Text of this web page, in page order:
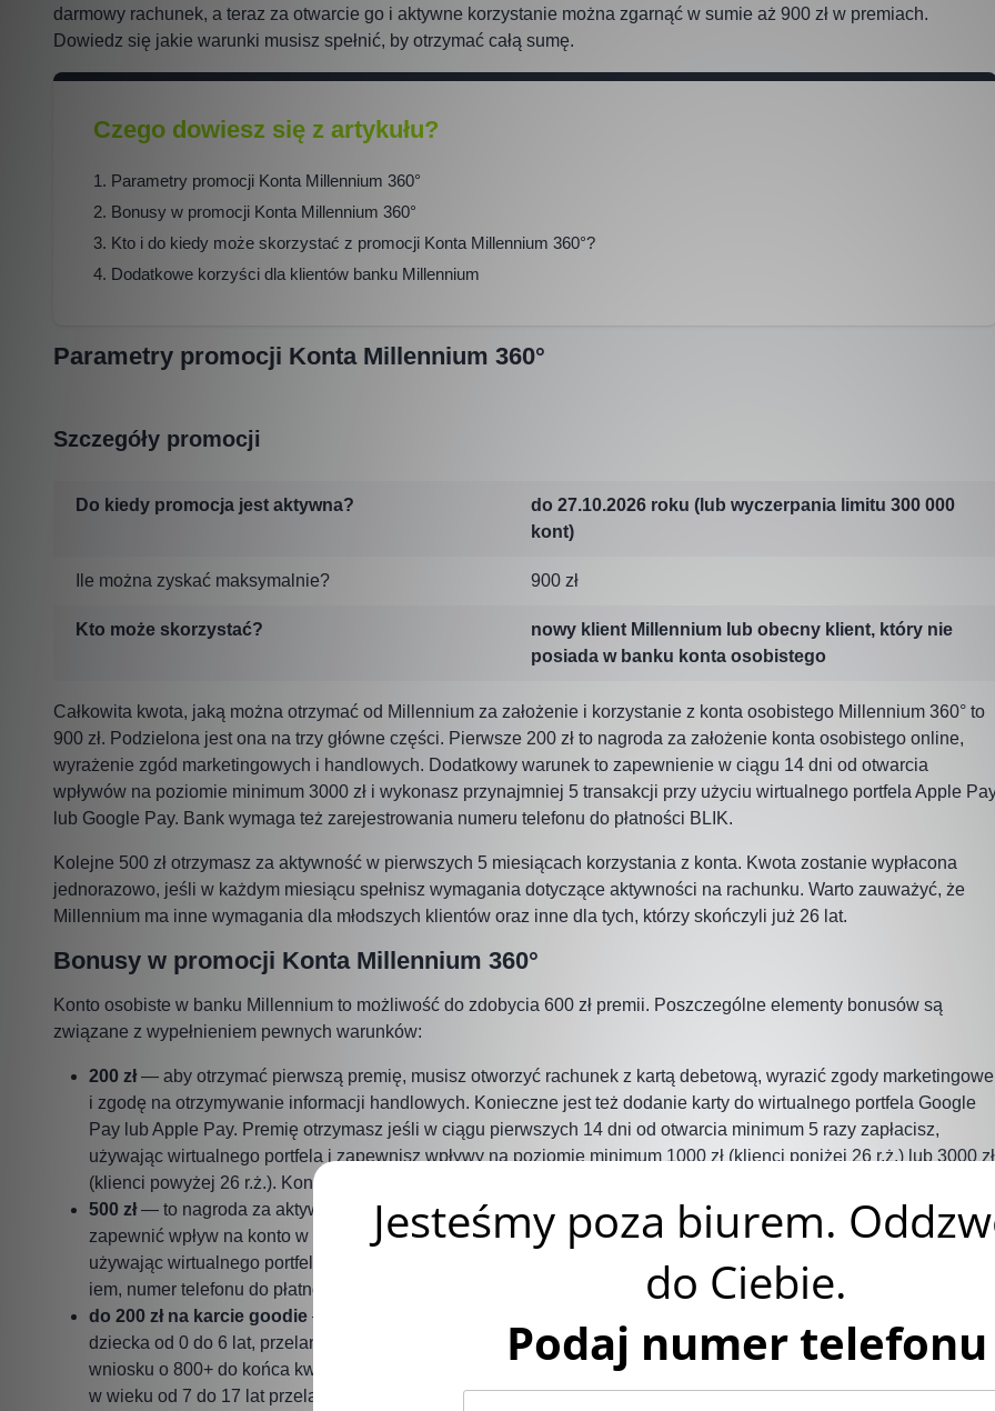
darmowy rachunek, a teraz za otwarcie go i aktywne korzystanie można zgarnąć w sumie aż 900 zł w premiach.
Dowiedz się jakie warunki musisz spełnić, by otrzymać całą sumę.
Czego dowiesz się z artykułu?
Parametry promocji Konta Millennium 360°
Bonusy w promocji Konta Millennium 360°
Kto i do kiedy może skorzystać z promocji Konta Millennium 360°?
Dodatkowe korzyści dla klientów banku Millennium
Parametry promocji Konta Millennium 360°
Szczegóły promocji
Do kiedy promocja jest aktywna?
do 27.10.2026 roku (lub wyczerpania limitu 300 000
kont)
Ile można zyskać maksymalnie? 900 zł
Kto może skorzystać?
nowy klient Millennium lub obecny klient, który nie
posiada w banku konta osobistego
Całkowita kwota, jaką można otrzymać od Millennium za założenie i korzystanie z konta osobistego Millennium 360° to
900 zł. Podzielona jest ona na trzy główne części. Pierwsze 200 zł to nagroda za założenie konta osobistego online,
wyrażenie zgód marketingowych i handlowych. Dodatkowy warunek to zapewnienie w ciągu 14 dni od otwarcia
wpływów na poziomie minimum 3000 zł i wykonasz przynajmniej 5 transakcji przy użyciu wirtualnego portfela Apple
lub Google Pay. Bank wymaga też zarejestrowania numeru telefonu do płatności BLIK.
Kolejne 500 zł otrzymasz za aktywność w pierwszych 5 miesiącach korzystania z konta. Kwota zostanie wypłacona
jednorazowo, jeśli w każdym miesiącu spełnisz wymagania dotyczące aktywności na rachunku. Warto zauważyć, że
Millennium ma inne wymagania dla młodszych klientów oraz inne dla tych, którzy skończyli już 26 lat.
Bonusy w promocji Konta Millennium 360°
Konto osobiste w banku Millennium to możliwość do zdobycia 600 zł premii. Poszczególne elementy bonusów są
związane z wypełnieniem pewnych warunków:
200 zł— aby otrzymać pierwszą premię, musisz otworzyć rachunek z kartą debetową, wyrazić zgody marketingowe
i zgodę na otrzymywanie informacji handlowych. Konieczne jest też dodanie karty do wirtualnego portfela Google
Pay lub Apple Pay. Premię otrzymasz jeśli w ciągu pierwszych 14 dni od otwarcia minimum 5 razy zapłacisz,
używając wirtualnego portfela i zapewnisz wpływy na poziomie minimum 1000 zł (klienci poniżej 26 r.ż.) lub 3000 zł
(klienci powyżej 26 r.ż.). Konieczne jest też zarejestrowanie swojego numeru telefonu w banku do płatności BLIK.
500 zł— to nagroda za aktywne korzystanie z rachunku przez 5 miesięcy od otwarcia konta osobistego. Musisz
zapewnić wpływ na konto w wysokości minimum 3000 zł i wykonać transakcje na łączną kwotę minimum 1000 zł
używając wirtualnego portfela Apple Pay, Google Pay lub karty debetowej. Ten bonus też jest połączony z BLIK-
iem, numer telefonu do płatności musi być połączony z bankiem.
do 200 zł na karcie goodie – za założenie konta dla dziecka. 100 zł na karcie goodie za założenie konta dla
dziecka od 0 do 6 lat, przelanie na nie min. 200 zł w 14 dni od uruchomienia. Konieczne jest jeszcze złożenie
wniosku o 800+ do końca kwietnia przez system bankowy. 200 zł na karcie goodie za założenie konta dla dziecka
w wieku od 7 do 17 lat przelanie na nie min. 200 zł w 14 dni od uruchomienia. Konieczne jest jeszcze złożenie